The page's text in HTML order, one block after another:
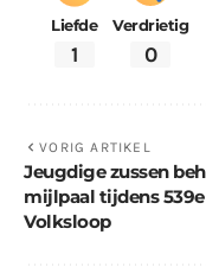
Liefde
1
Verdrietig
0
VORIG ARTIKEL
Jeugdige zussen
mijlpaal tijdens 539e
Volksloop